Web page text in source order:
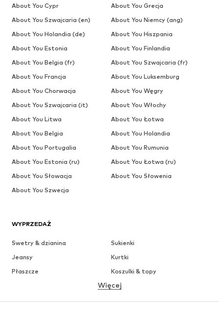
WYPRZEDAŻ
Swetry & dzianina
Sukienki
Jeansy
Kurtki
Płaszcze
Koszulki & topy
Bielizna
Więcej
About You Cypr
About You Grecja
About You Szwajcaria (en)
About You Niemcy (ang)
About You Holandia (de)
About You Hiszpania
About You Estonia
About You Finlandia
About You Belgia (fr)
About You Szwajcaria (fr)
About You Francja
About You Luksemburg
About You Chorwacja
About You Węgry
About You Szwajcaria (it)
About You Włochy
About You Litwa
About You Łotwa
About You Belgia
About You Holandia
About You Portugalia
About You Rumunia
About You Estonia (ru)
About You Łotwa (ru)
About You Słowacja
About You Słowenia
About You Szwecja